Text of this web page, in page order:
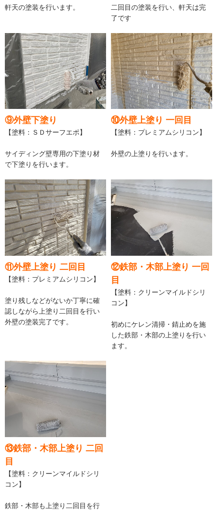
軒天の塗装を行います。
二回目の塗装を行い、軒天は完
了です
⑨外壁下塗り
【塗料：ＳＤサーフエポ】
サイディング壁専用の下塗り材
で下塗りを行います。
⑩外壁上塗り 一回目
【塗料：プレミアムシリコン】
外壁の上塗りを行います。
⑪外壁上塗り 二回目
【塗料：プレミアムシリコン】
塗り残しなどがないか丁寧に確
認しながら上塗り二回目を行い
外壁の塗装完了です。
⑫鉄部・木部上塗り 一回
目
【塗料：クリーンマイルドシリ
コン】
初めにケレン清掃・錆止めを施
した鉄部・木部の上塗りを行い
ます。
⑬鉄部・木部上塗り 二回
目
【塗料：クリーンマイルドシリ
コン】
鉄部・木部も上塗り二回目を行